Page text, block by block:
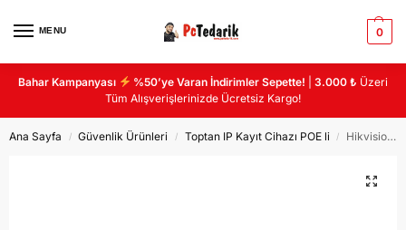
MENU 0
Bahar Kampanyası %50’ye Varan İndirimler Sepette! |3.000 ₺ Üzeri
Tüm Alışverişlerinizde Ücretsiz Kargo!
Ana Sayfa / Güvenlik Ürünleri / Toptan IP Kayıt Cihazı POE li / Hikvision DS-7108NI-Q1-8P-M 8 KANAL POE NVR IP KAYIT CIHAZI